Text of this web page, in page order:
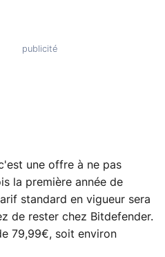
une offre à ne pas
la première année de
standard en vigueur sera
de rester chez Bitdefender.
79,99€, soit environ